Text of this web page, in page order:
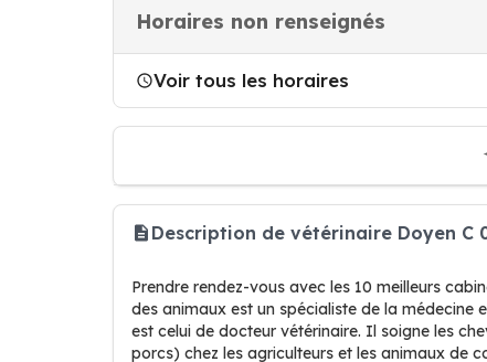
Horaires non renseignés
Voir tous les horaires
Description de vétérinaire Doyen C
Prendre rendez-vous avec les 10 meilleurs
des animaux est un spécialiste de la médecine
est celui de docteur vétérinaire. Il soigne les
porcs) chez les agriculteurs et les animaux de